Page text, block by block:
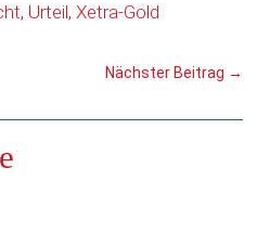
Urteil Xetra-Gold
Nächster Beitrag →